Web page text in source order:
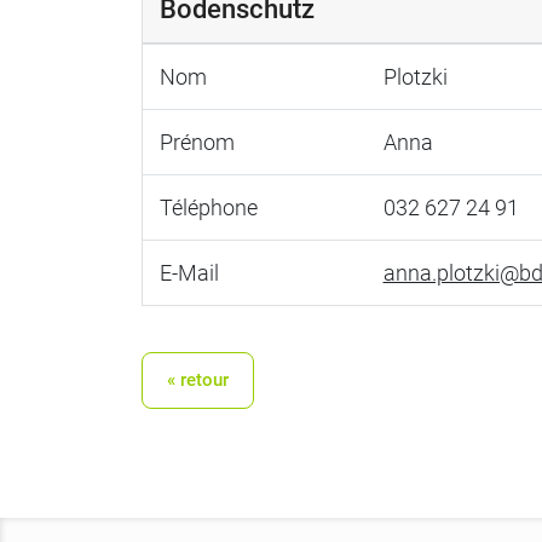
Bodenschutz
Nom Plotzki
Prénom Anna
Téléphone 032 627 24 91
E-Mail
« retour